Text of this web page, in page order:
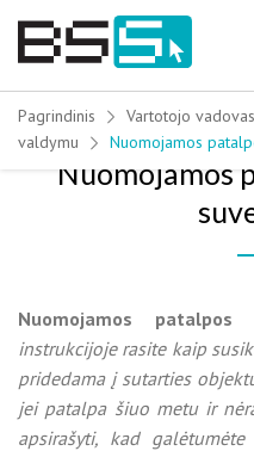
Skip
Pagrindinis Vartotojo vadovas
valdymu
Nuomojamos
Nuomojamos
Nuomojamos patalpos
instrukcijoje rasite kaip
pridedama į sutarties
jei patalpa šiuo metu ir
apsirašyti, kad